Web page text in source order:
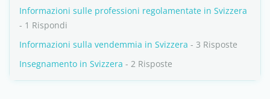
Informazioni sulle professioni regolamentate in Svizzera
- 1 Rispondi
Informazioni sulla vendemmia in Svizzera - 3 Risposte
Insegnamento in Svizzera - 2 Risposte